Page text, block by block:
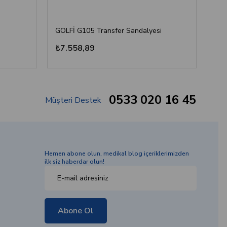
GOLFİ G105 Transfer Sandalyesi
₺7.558,89
Müşteri Destek 0533 020 16 45
Hemen abone olun, medikal blog içeriklerimizden
ilk siz haberdar olun!
Abone Ol